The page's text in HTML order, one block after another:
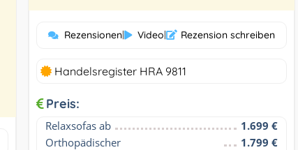
Rezensionen| Video| Rezension schreiben
Handelsregister HRA 9811
Preis:
Relaxsofas ab
1.699 €
Orthopädischer
1.799 €